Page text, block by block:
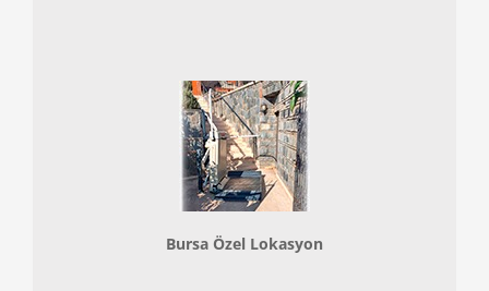
Bursa Özel Lokasyon